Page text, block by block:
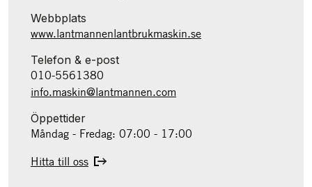
Webbplats
www.lantmannenlantbrukmaskin.se
Telefon & e-post
010-5561380
info.maskin@lantmannen.com
Öppettider
Måndag - Fredag: 07:00 - 17:00
Hitta till oss